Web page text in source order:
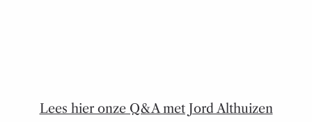
Lees hier onze Q&A met Jord Althuizen